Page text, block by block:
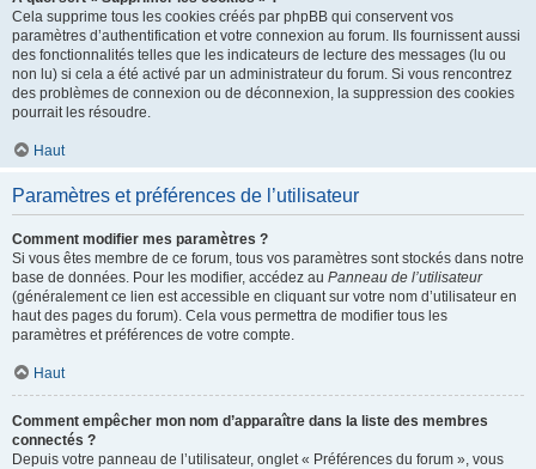
Cela supprime tous les cookies créés par phpBB qui conservent vos
paramètres d’authentification et votre connexion au forum. Ils fournissent aussi
des fonctionnalités telles que les indicateurs de lecture des messages (lu ou
non lu) si cela a été activé par un administrateur du forum. Si vous rencontrez
des problèmes de connexion ou de déconnexion, la suppression des cookies
pourrait les résoudre.
Haut
Paramètres et préférences de l’utilisateur
Comment modifier mes paramètres ?
Si vous êtes membre de ce forum, tous vos paramètres sont stockés dans notre
base de données. Pour les modifier, accédez au Panneau de l’utilisateur
(généralement ce lien est accessible en cliquant sur votre nom d’utilisateur en
haut des pages du forum). Cela vous permettra de modifier tous les
paramètres et préférences de votre compte.
Haut
Comment empêcher mon nom d’apparaître dans la liste des membres
connectés ?
Depuis votre panneau de l’utilisateur, onglet « Préférences du forum », vous